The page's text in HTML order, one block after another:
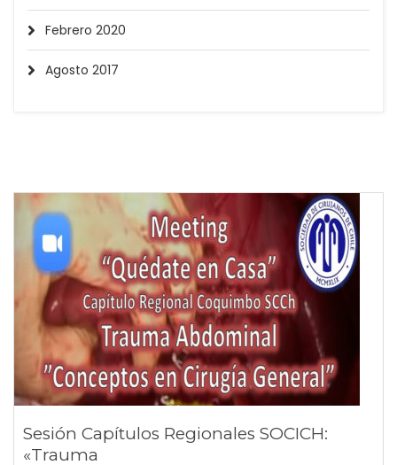
Febrero 2020
Agosto 2017
Sesión Capítulos Regionales SOCICH:
«Trauma